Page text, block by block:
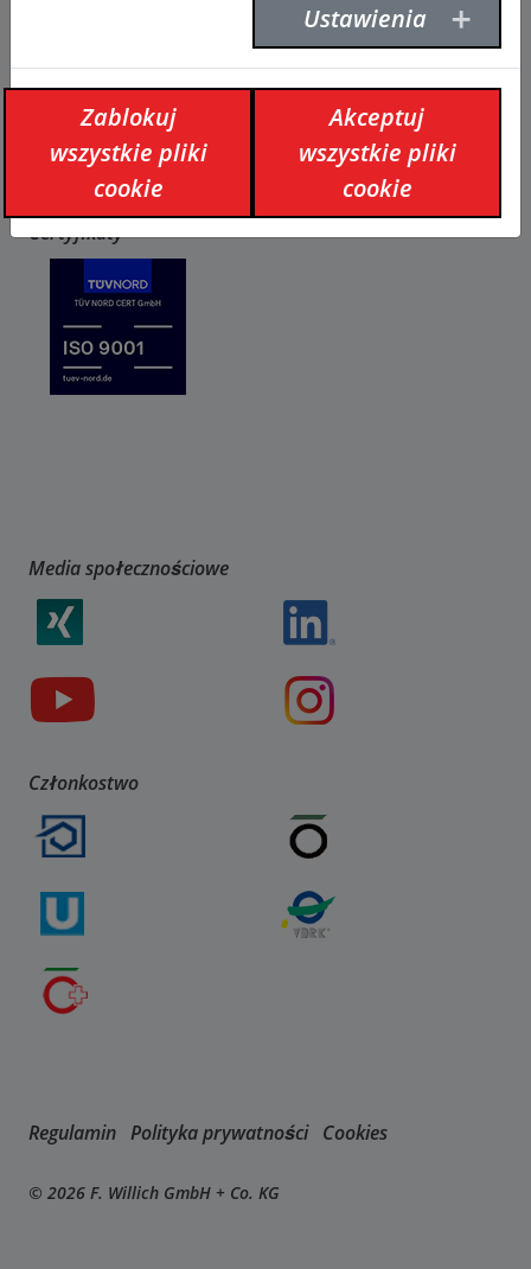
Strony
Obszary zastosowań
Referencje
Certyfikaty
Media społecznościowe
Członkostwo
Regulamin Polityka prywatności Cookies
© 2026 F. Willich GmbH + Co. KG
Ustawienia
Zablokuj
wszystkie pliki
cookie
Akceptuj
wszystkie pliki
cookie